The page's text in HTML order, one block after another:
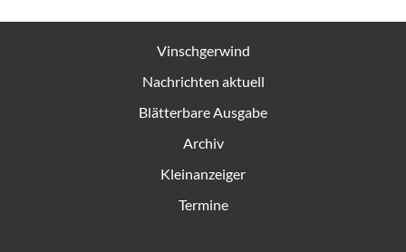
Vinschgerwind
Nachrichten aktuell
Blätterbare Ausgabe
Archiv
Kleinanzeiger
Termine